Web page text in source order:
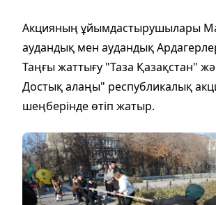
Акцияның ұйымдастырушылары
аудандық мен аудандық
Таңғы жаттығу "Таза Қазақстан"
Достық алаңы" республикалық
шеңберінде өтіп жатыр.